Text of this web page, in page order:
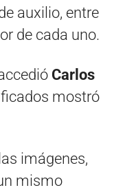
auxilio, entre
de cada uno.
Carlos
mostró
imágenes,
mismo